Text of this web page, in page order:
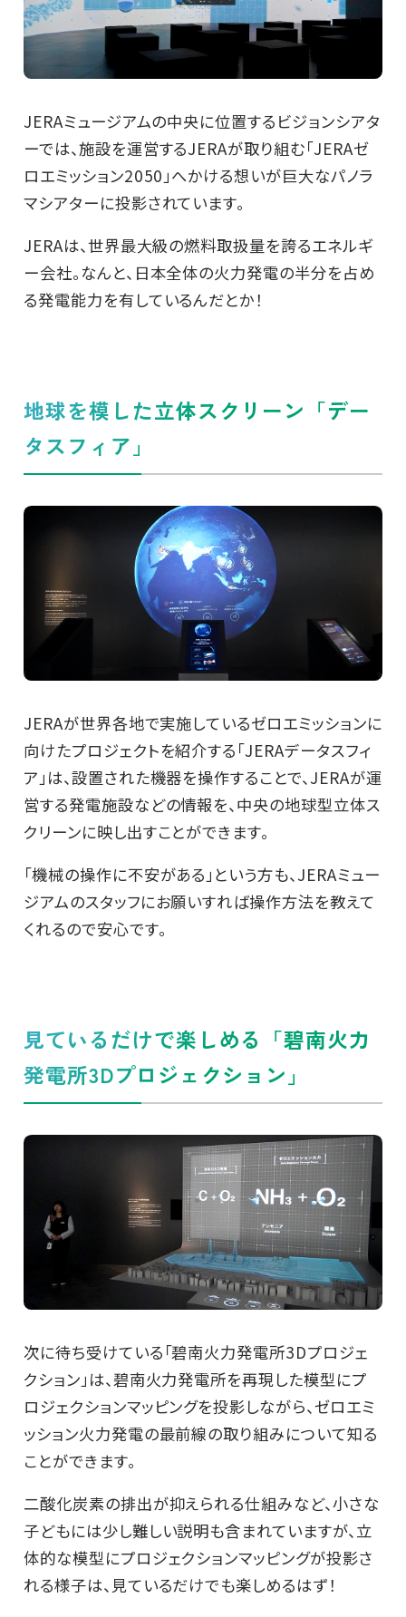
JERAミュージアムの中央に位置するビジョンシアタ
ーでは、施設を運営するJERAが取り組む「JERAゼ
ロエミッション2050」へかける想いが巨大なパノラ
マシアターに投影されています。
JERAは、世界最大級の燃料取扱量を誇るエネルギ
ー会社。なんと、日本全体の火力発電の半分を占め
る発電能力を有しているんだとか！
地球を模した立体スクリーン「デー
タスフィア」
JERAが世界各地で実施しているゼロエミッションに
向けたプロジェクトを紹介する「JERAデータスフィ
ア」は、設置された機器を操作することで、JERAが運
営する発電施設などの情報を、中央の地球型立体ス
クリーンに映し出すことができます。
「機械の操作に不安がある」という方も、JERAミュー
ジアムのスタッフにお願いすれば操作方法を教えて
くれるので安心です。
見ているだけで楽しめる「碧南火力
発電所3Dプロジェクション」
次に待ち受けている「碧南火力発電所3Dプロジェ
クション」は、碧南火力発電所を再現した模型にプ
ロジェクションマッピングを投影しながら、ゼロエミ
ッション火力発電の最前線の取り組みについて知る
ことができます。
二酸化炭素の排出が抑えられる仕組みなど、小さな
子どもには少し難しい説明も含まれていますが、立
体的な模型にプロジェクションマッピングが投影さ
れる様子は、見ているだけでも楽しめるはず！